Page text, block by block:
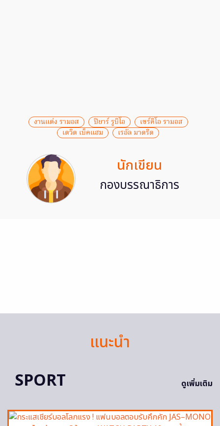
งานแต่ง รามอส ปิยาร์ รูบิโอ
เซร์คิโอ รามอส
เดวิด เบ็คแฮม
เรอัล มาดริด
นักเขียน
กองบรรณาธิการ
แนะนำ
SPORT
ดูเพิ่มเติม